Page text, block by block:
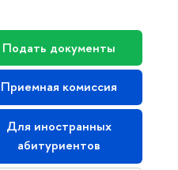
Подать документы
Приемная комиссия
Для иностранных
абитуриентов